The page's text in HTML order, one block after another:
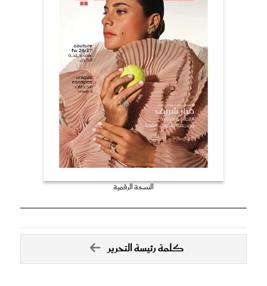
النسخة الرقمية
كلمة رئيسة التحرير